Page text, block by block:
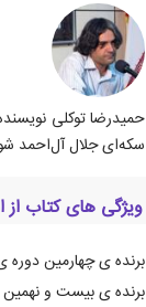
سکه‌ای جلال آل‌احمد
ویژگی های کتاب از
برنده ی چهارمین دوره
برنده ی بیست و نهمین